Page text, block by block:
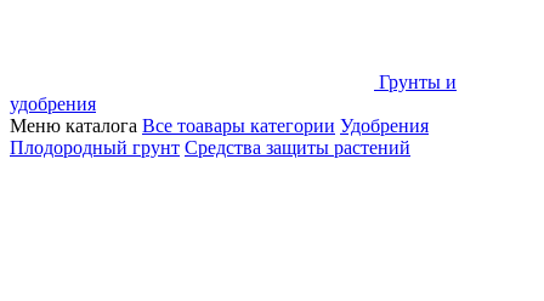
Грунты и
удобрения
Меню каталога Все тоавары категории Удобрения
Плодородный грунт Средства защиты растений